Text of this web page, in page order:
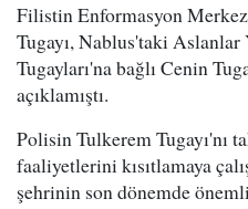
Filistin Enformasyon
Tugayı, Nablus'taki Aslanlar
Tugayları'na bağlı Cenin
açıklamıştı.
Polisin Tulkerem Tugayı'nı
faaliyetlerini kısıtlamaya
şehrinin son dönemde